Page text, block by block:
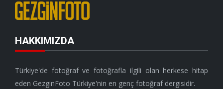
HAKKIMIZDA
Türkiye'de fotoğraf ve fotoğrafla ilgili olan herkese hitap
eden GezginFoto Türkiye'nin en genç fotoğraf dergisidir.